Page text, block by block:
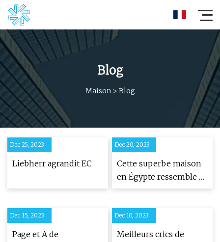
Blog
Maison > Blog
Dec 25, 2023
Liebherr agrandit EC
Dec 20, 2023
Cette superbe maison
en Égypte ressemble à
un sphinx moderne
Dec 15, 2023
Page et A de
Dec 10, 2023
Meilleurs crics de